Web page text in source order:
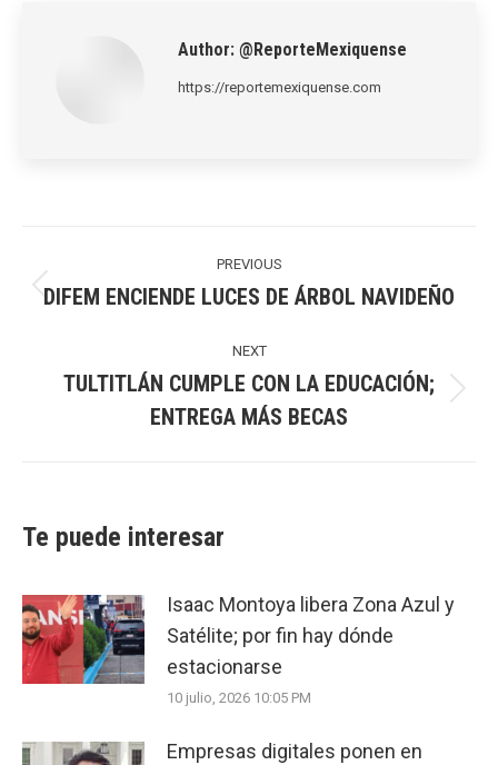
Author: @ReporteMexiquense
https://reportemexiquense.com
navigation
PREVIOUS
Previous
DIFEM ENCIENDE LUCES DE ÁRBOL NAVIDEÑO
NEXT
Next
post:
TULTITLÁN CUMPLE CON LA EDUCACIÓN;
ENTREGA MÁS BECAS
Te puede interesar
Isaac Montoya libera Zona Azul y
Satélite; por fin hay dónde
estacionarse
10 julio, 2026 10:05 PM
Empresas digitales ponen en